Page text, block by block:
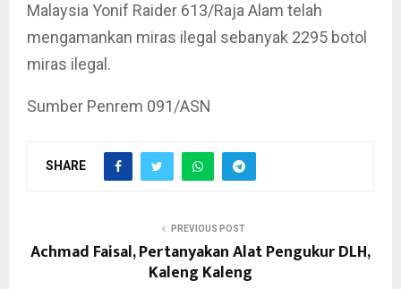
Malaysia Yonif Raider 613/Raja Alam telah
mengamankan miras ilegal sebanyak 2295 botol
miras ilegal.
Sumber Penrem 091/ASN
SHARE
PREVIOUS POST
Achmad Faisal, Pertanyakan Alat Pengukur DLH,
Kaleng Kaleng